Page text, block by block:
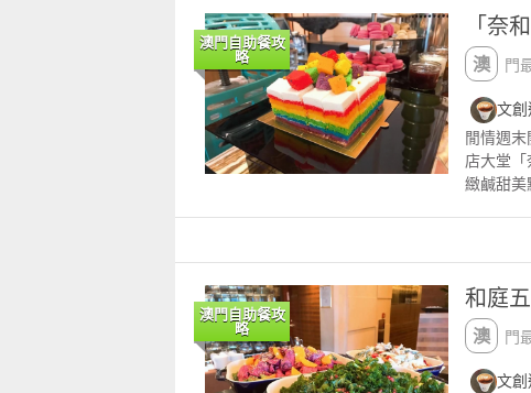
時記得
可能覺
豐富，黑
熱辣辣上
熬製多
廚要求
宗的馬
大滿足
質細嫩，
的特色甜
時新鮮出
和紅莓口
有七五折
酒！想預
飄香（
Kitchen
元 小童
10% 服
ndash;
倉卡八
城 澳門
澳門自助餐攻
略
「奈
澳
文
閒情週
店大堂
緻鹹甜美
澳門自助餐攻
略
和庭
澳
文
童心探秘澳門的“中國第一”系列──
2026-07-04 至 2026-08-01
童心探秘澳門的“中國第一”系列──
移動寶籍
2026-07-18 至 2026-08-15